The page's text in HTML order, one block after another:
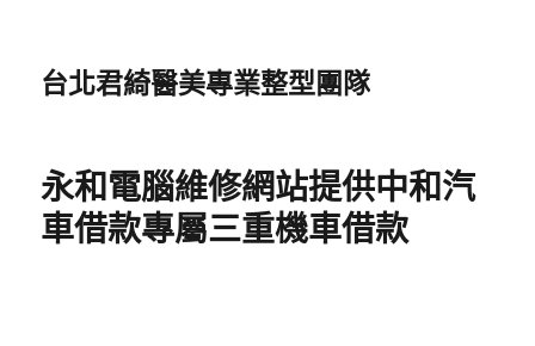
台北君綺醫美專業整型團隊
永和電腦維修網站提供中和汽
車借款專屬三重機車借款